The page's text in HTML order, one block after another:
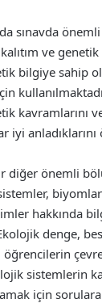
sınavda
ve
bilgiye sahip
kavramlarını
iyi
diğer önemli
hakkında
denge,
öğrencilerin
sistemlerin
için